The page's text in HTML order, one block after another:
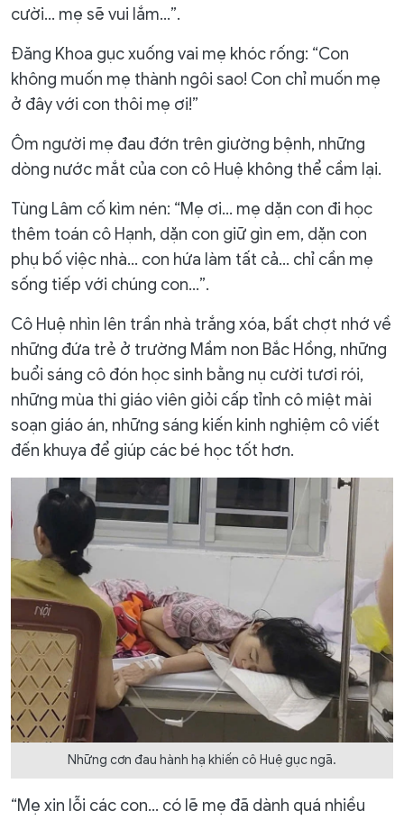
cười… mẹ sẽ vui lắm…”.
Đăng Khoa gục xuống vai mẹ khóc rống: “Con
không muốn mẹ thành ngôi sao! Con chỉ muốn mẹ
ở đây với con thôi mẹ ơi!”
Ôm người mẹ đau đớn trên giường bệnh, những
dòng nước mắt của con cô Huệ không thể cầm lại.
Tùng Lâm cố kìm nén: “Mẹ ơi… mẹ dặn con đi học
thêm toán cô Hạnh, dặn con giữ gìn em, dặn con
phụ bố việc nhà… con hứa làm tất cả… chỉ cần mẹ
sống tiếp với chúng con…”.
Cô Huệ nhìn lên trần nhà trắng xóa, bất chợt nhớ về
những đứa trẻ ở trường Mầm non Bắc Hồng, những
buổi sáng cô đón học sinh bằng nụ cười tươi rói,
những mùa thi giáo viên giỏi cấp tỉnh cô miệt mài
soạn giáo án, những sáng kiến kinh nghiệm cô viết
đến khuya để giúp các bé học tốt hơn.
Những cơn đau hành hạ khiến cô Huệ gục ngã.
“Mẹ xin lỗi các con… có lẽ mẹ đã dành quá nhiều